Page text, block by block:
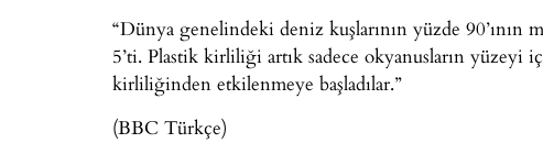
“Dünya genelindeki deniz kuşlarının yüzde 90’ının
5’ti. Plastik kirliliği artık sadece okyanusların
kirliliğinden etkilenmeye başladılar.”
(BBC Türkçe)